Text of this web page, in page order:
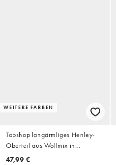
WEITERE FARBEN
Topshop langärmliges Henley-
Oberteil aus Wollmix in
Kobaltblau
47,99 €